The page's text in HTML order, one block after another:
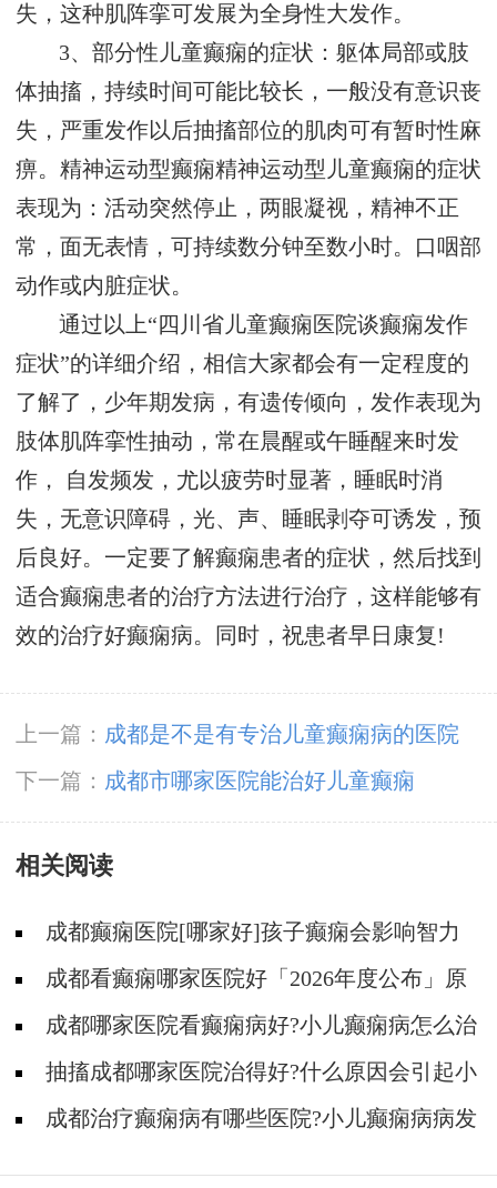
失，这种肌阵挛可发展为全身性大发作。
3、部分性儿童癫痫的症状：躯体局部或肢
体抽搐，持续时间可能比较长，一般没有意识丧
失，严重发作以后抽搐部位的肌肉可有暂时性麻
痹。精神运动型癫痫精神运动型儿童癫痫的症状
表现为：活动突然停止，两眼凝视，精神不正
常，面无表情，可持续数分钟至数小时。口咽部
动作或内脏症状。
通过以上“四川省儿童癫痫医院谈癫痫发作
症状”的详细介绍，相信大家都会有一定程度的
了解了，少年期发病，有遗传倾向，发作表现为
肢体肌阵挛性抽动，常在晨醒或午睡醒来时发
作， 自发频发，尤以疲劳时显著，睡眠时消
失，无意识障碍，光、声、睡眠剥夺可诱发，预
后良好。一定要了解癫痫患者的症状，然后找到
适合癫痫患者的治疗方法进行治疗，这样能够有
效的治疗好癫痫病。同时，祝患者早日康复!
上一篇： 成都是不是有专治儿童癫痫病的医院
下一篇： 成都市哪家医院能治好儿童癫痫
相关阅读
成都癫痫医院[哪家好]孩子癫痫会影响智力
吗?成都看癫痫哪家医院好「2026年度公布」原
发性癫痫有多大几率遗传给孩子?
成都哪家医院看癫痫病好?小儿癫痫病怎么治
疗?抽搐成都哪家医院治得好?什么原因会引起小
儿癫痫遗传病?
成都治疗癫痫病有哪些医院?小儿癫痫病病发